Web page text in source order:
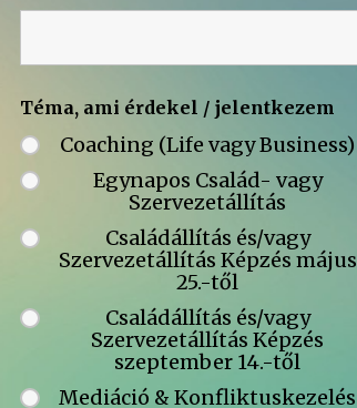
Téma, ami érdekel / jelentkezem
Coaching (Life vagy Business)
Egynapos Család- vagy
Szervezetállítás
Családállítás és/vagy
Szervezetállítás Képzés május
25.-től
Családállítás és/vagy
Szervezetállítás Képzés
szeptember 14.-től
Mediáció & Konfliktuskezelés